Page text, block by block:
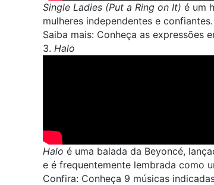
Single Ladies (Put a Ring on It) é um
mulheres independentes e confiantes.
Saiba mais: Conheça as expressões
3. Halo
Halo é uma balada da Beyoncé,
e é frequentemente lembrada como
Confira: Conheça 9 músicas